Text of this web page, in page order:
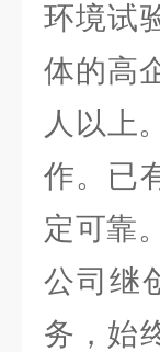
环境试
体的高
人以上
作。已
定可靠
公司继
务，始